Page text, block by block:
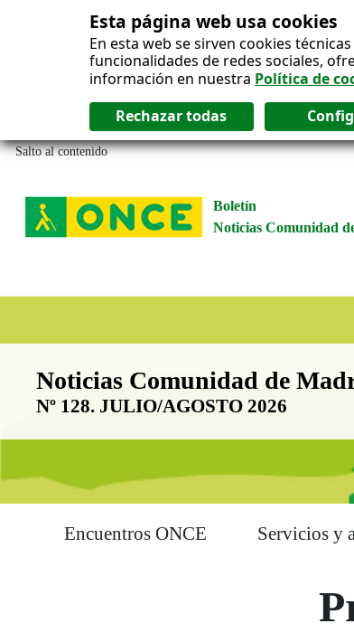
Esta página web usa cookies
En esta web se sirven cookies
funcionalidades de redes sociales,
información en nuestra Política de
Salto al contenido
Boletín
Noticias Comunidad
Boletín Noticias Comunidad
Noticias Comunidad de
Nº 128. JULIO/AGOSTO 2026
Encuentros ONCE Servicios y